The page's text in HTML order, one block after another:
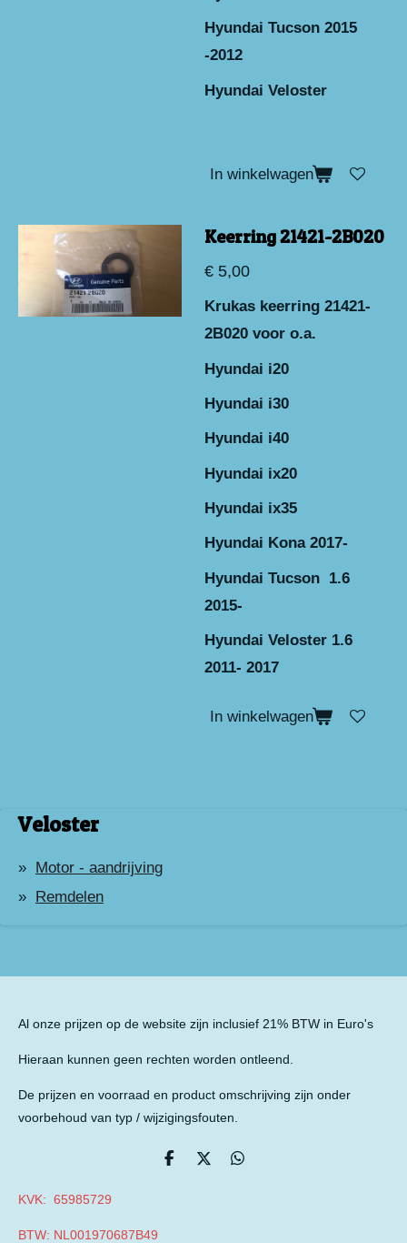
Hyundai Tucson 2015
-2012
Hyundai Veloster
In winkelwagen
Keerring 21421-2B020
€ 5,00
Krukas keerring 21421-
2B020 voor o.a.
Hyundai i20
Hyundai i30
Hyundai i40
Hyundai ix20
Hyundai ix35
Hyundai Kona 2017-
Hyundai Tucson 1.6
2015-
Hyundai Veloster 1.6
2011- 2017
In winkelwagen
Veloster
Motor - aandrijving
Remdelen
Al onze prijzen op de website zijn inclusief 21% BTW in Euro's
Hieraan kunnen geen rechten worden ontleend.
De prijzen en voorraad en product omschrijving zijn onder
voorbehoud van typ / wijzigingsfouten.
D
D
D
KVK: 65985729
BTW: NL001970687B49